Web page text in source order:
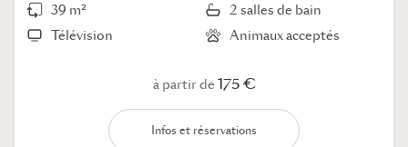
39 m²
2 salles de bain
Télévision
Animaux acceptés
à partir de 175 €
Infos et réservations